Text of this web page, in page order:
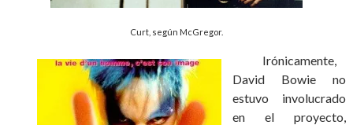
Curt, según McGregor.
Irónicamente,
David Bowie no
estuvo involucrado
en el proyecto,